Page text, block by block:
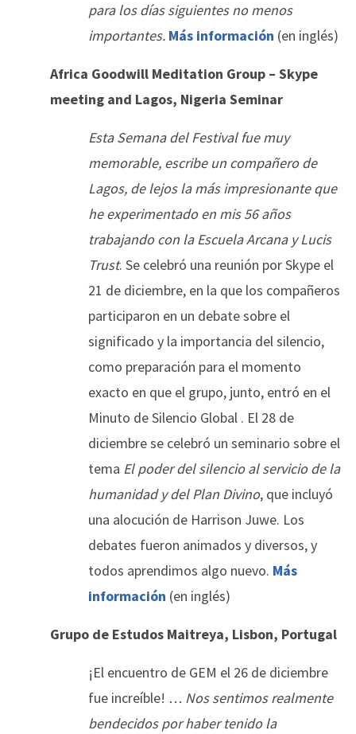
para los días siguientes no menos
importantes. Más información (en inglés)
Africa Goodwill Meditation Group – Skype
meeting and Lagos, Nigeria Seminar
Esta Semana del Festival fue muy
memorable, escribe un compañero de
Lagos, de lejos la más impresionante que
he experimentado en mis 56 años
trabajando con la Escuela Arcana y Lucis
Trust. Se celebró una reunión por Skype el
21 de diciembre, en la que los compañeros
participaron en un debate sobre el
significado y la importancia del silencio,
como preparación para el momento
exacto en que el grupo, junto, entró en el
Minuto de Silencio Global . El 28 de
diciembre se celebró un seminario sobre el
tema El poder del silencio al servicio de la
humanidad y del Plan Divino, que incluyó
una alocución de Harrison Juwe. Los
debates fueron animados y diversos, y
todos aprendimos algo nuevo. Más
información (en inglés)
Grupo de Estudos Maitreya, Lisbon, Portugal
¡El encuentro de GEM el 26 de diciembre
fue increíble! … Nos sentimos realmente
bendecidos por haber tenido la